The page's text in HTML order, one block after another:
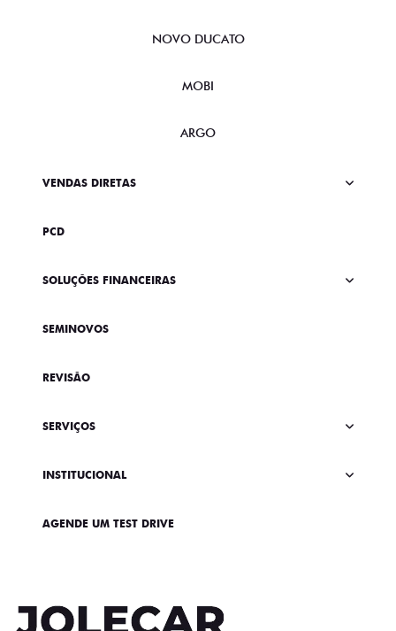
NOVO DUCATO
MOBI
ARGO
VENDAS DIRETAS
PCD
SOLUÇÕES FINANCEIRAS
SEMINOVOS
REVISÃO
SERVIÇOS
INSTITUCIONAL
AGENDE UM TEST DRIVE